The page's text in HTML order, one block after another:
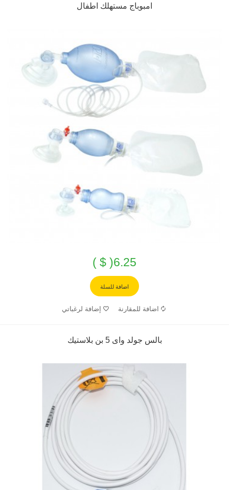
امبوباج مستهلك اطفال
6.25( $ )
اضافة للسلة
اضافة للمقارنة إضافة لرغباتي
بالس جولد واى 5 بن بلاستيك